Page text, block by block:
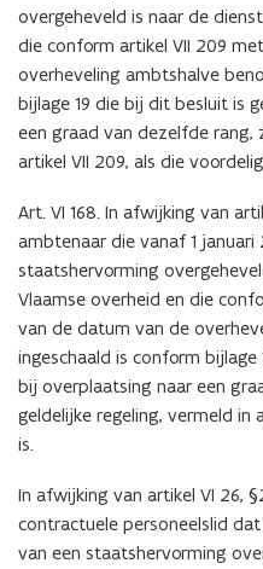
overgeheveld is naar de
die conform artikel VII 209
overheveling ambtshalve
bijlage 19 die bij dit besluit is
een graad van dezelfde rang,
artikel VII 209, als die
Art. VI 168. In afwijking van
ambtenaar die vanaf 1 januari
staatshervorming
Vlaamse overheid en die
van de datum van de
ingeschaald is conform
bij overplaatsing naar een
geldelijke regeling, vermeld in
is.
In afwijking van artikel VI 26,
contractuele personeelslid
van een staatshervorming